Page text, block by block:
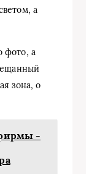
а
фото, а
зона, о
-